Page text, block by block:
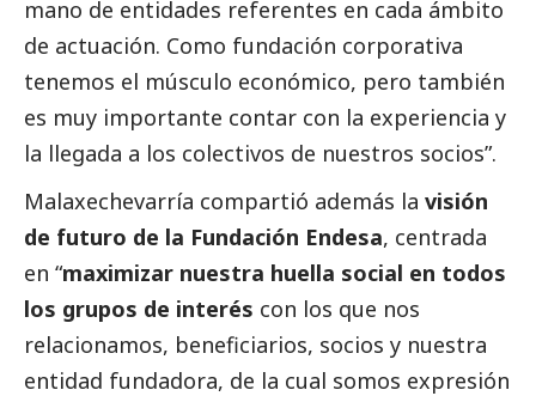
mano de entidades referentes en cada ámbito
de actuación. Como fundación corporativa
tenemos el músculo económico, pero también
es muy importante contar con la experiencia y
la llegada a los colectivos de nuestros socios”.
Malaxechevarría compartió además la visión
de futuro de la Fundación Endesa, centrada
en “maximizar nuestra huella social en todos
los grupos de interés con los que nos
relacionamos, beneficiarios, socios y nuestra
entidad fundadora, de la cual somos expresión